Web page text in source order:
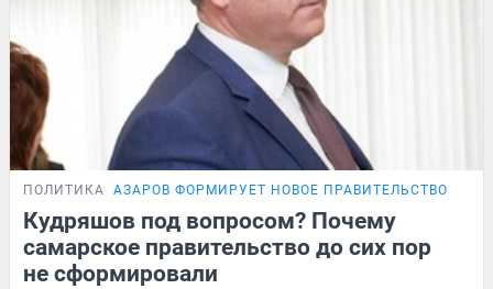
ПОЛИТИКА АЗАРОВ ФОРМИРУЕТ НОВОЕ ПРАВИТЕЛЬСТВО
Кудряшов под вопросом? Почему
самарское правительство до сих пор
не сформировали